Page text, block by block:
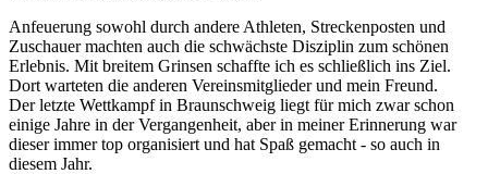
Anfeuerung sowohl durch andere Athleten, Streckenposten und
Zuschauer machten auch die schwächste Disziplin zum schönen
Erlebnis. Mit breitem Grinsen schaffte ich es schließlich ins Ziel.
Dort warteten die anderen Vereinsmitglieder und mein Freund.
Der letzte Wettkampf in Braunschweig liegt für mich zwar schon
einige Jahre in der Vergangenheit, aber in meiner Erinnerung war
dieser immer top organisiert und hat Spaß gemacht - so auch in
diesem Jahr.